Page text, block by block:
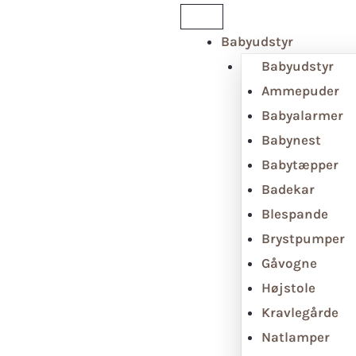
Babyudstyr
Babyudstyr
Ammepuder
Babyalarmer
Babynest
Babytæpper
Badekar
Blespande
Brystpumper
Gåvogne
Højstole
Kravlegårde
Natlamper